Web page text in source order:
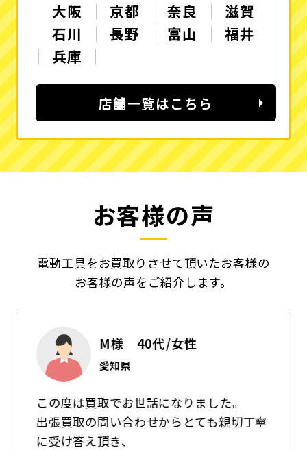
大阪
京都 奈良
滋賀
石川
長野 富山
福井
兵庫
店舗一覧はこちら
お客様の声
電動工具をお買取りさせて頂いたお客様の
お客様の声をご紹介します。
M様 40代/女性
愛知県
この度は買取でお世話になりました。
出張買取の問い合わせからとても親切丁寧
に受け答え頂き、